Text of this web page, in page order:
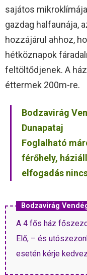
sajátos
gazdag halfaunája,
hozzájárul ahhoz,
hétköznapok
feltöltődjenek. A
éttermek 200m-re.
Bodzavirág
Dunapataj
Foglalható
férőhely,
elfogadás
Bodzavirág
A 4 fős ház
Elő, – és
esetén kérje